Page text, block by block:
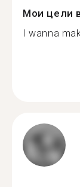
Мои цели
I wanna